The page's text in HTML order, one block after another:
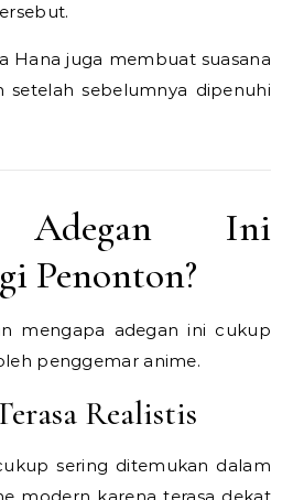
Hana juga membuat suasana
setelah sebelumnya dipenuhi
Adegan Ini
Penonton?
mengapa adegan ini cukup
penggemar anime.
Realistis
sering ditemukan dalam